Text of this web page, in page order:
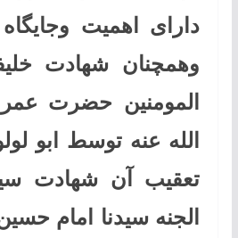
دارای اهمیت
وهمچنان شهادت
المومنین حضرت
‌الله عنه توسط ابو
تعقیب آن شهادت
الجنه سیدنا امام